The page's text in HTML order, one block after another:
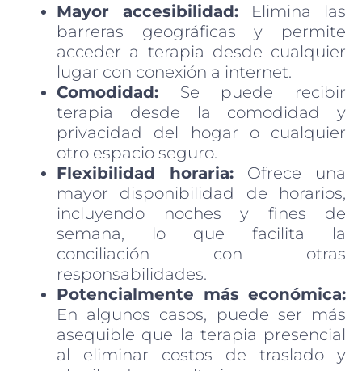
Mayor accesibilidad: Elimina las
barreras geográficas y permite
acceder a terapia desde cualquier
lugar con conexión a internet.
Comodidad: Se puede recibir
terapia desde la comodidad y
privacidad del hogar o cualquier
otro espacio seguro.
Flexibilidad horaria: Ofrece una
mayor disponibilidad de horarios,
incluyendo noches y fines de
semana, lo que facilita la
conciliación con otras
responsabilidades.
Potencialmente más económica:
En algunos casos, puede ser más
asequible que la terapia presencial
al eliminar costos de traslado y